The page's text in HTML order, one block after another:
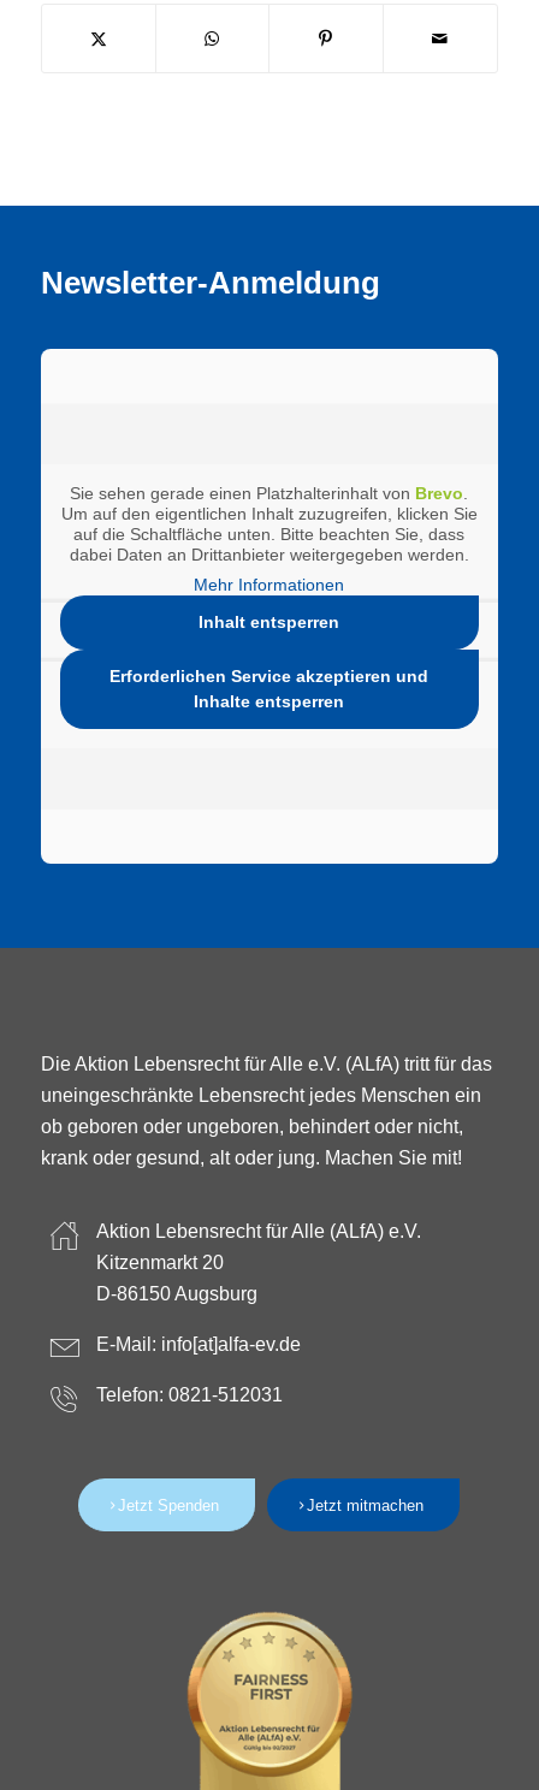
Newsletter-Anmeldung
Sie sehen gerade einen Platzhalterinhalt von Brevo.
Um auf den eigentlichen Inhalt zuzugreifen, klicken Sie
auf die Schaltfläche unten. Bitte beachten Sie, dass
dabei Daten an Drittanbieter weitergegeben werden.
Mehr Informationen
Inhalt entsperren
Erforderlichen Service akzeptieren und
Inhalte entsperren
Die Aktion Lebensrecht für Alle e.V. (ALfA) tritt für das
uneingeschränkte Lebensrecht jedes Menschen ein
ob geboren oder ungeboren, behindert oder nicht,
krank oder gesund, alt oder jung. Machen Sie mit!
Aktion Lebensrecht für Alle (ALfA) e.V.
Kitzenmarkt 20
D-86150 Augsburg
E-Mail: info[at]alfa-ev.de
Telefon: 0821-512031
Jetzt Spenden Jetzt mitmachen